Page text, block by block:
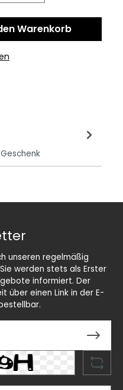
Warenkorb
unseren regelmäßig
werden stets als Erster
informiert. Der
über einen Link in der E-